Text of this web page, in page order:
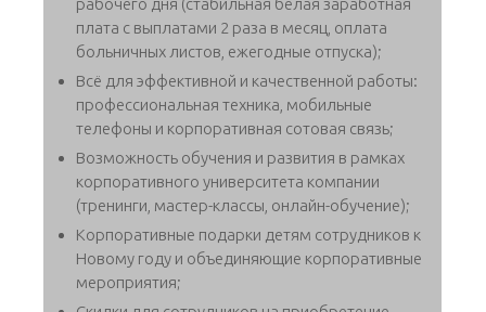
рабочего дня (стабильная белая заработная
плата с выплатами 2 раза в месяц, оплата
больничных листов, ежегодные отпуска);
Всё для эффективной и качественной работы:
профессиональная техника, мобильные
телефоны и корпоративная сотовая связь;
Возможность обучения и развития в рамках
корпоративного университета компании
(тренинги, мастер-классы, онлайн-обучение);
Корпоративные подарки детям сотрудников к
Новому году и объединяющие корпоративные
мероприятия;